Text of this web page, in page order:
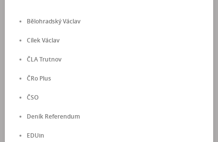
Bělohradský Václav
Cílek Václav
ČLA Trutnov
ČRo Plus
ČSO
Deník Referendum
EDUin